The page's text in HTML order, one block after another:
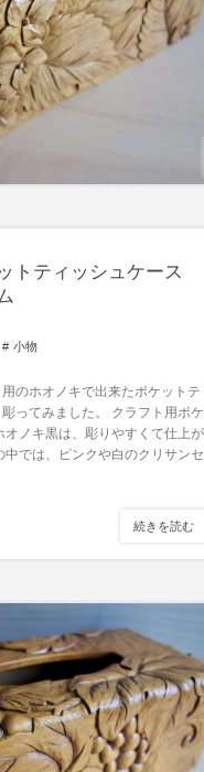
トティッシュケース
小物
のホオノキで出来たポケットテ
ってみました。 クラフト用ポケ
オノキ黒は、彫りやすくて仕上が
では、ピンクや白のクリサンセ
続きを読む